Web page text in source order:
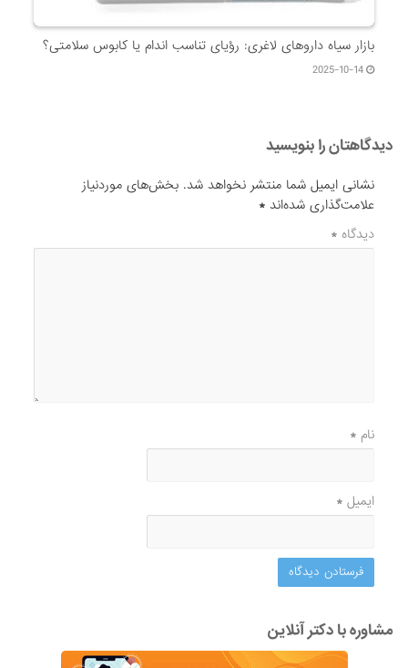
بازار سیاه داروهای لاغری: رؤیای تناسب اندام یا کابوس سلامتی؟
2025-10-14
دیدگاهتان را بنویسید
نشانی ایمیل شما منتشر نخواهد شد. بخش‌های موردنیاز
علامت‌گذاری شده‌اند*
دیدگاه*
نام*
ایمیل*
مشاوره با دکتر آنلاین